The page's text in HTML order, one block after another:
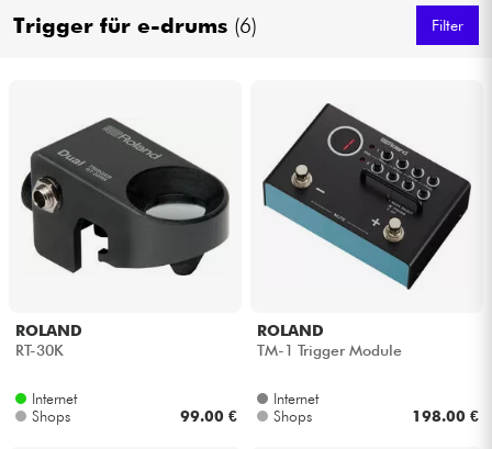
Verstärker & Effekte
Synths & samplers
Studio
Kopfhörer
Trigger für e-drums (6) Filter
ROLAND
RT-30K
Internet
Shops
99.00 €
ROLAND
TM-1 Trigger Module
Internet
Shops
198.00 €